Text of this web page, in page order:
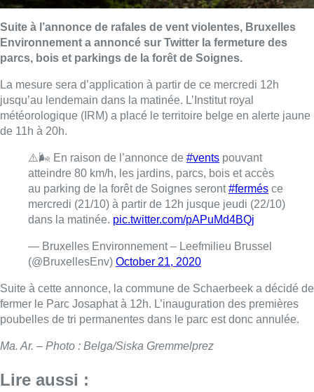
Suite à l’annonce de rafales de vent violentes, Bruxelles
Environnement a annoncé sur Twitter la fermeture des
parcs, bois et parkings de la forêt de Soignes.
La mesure sera d’application à partir de ce mercredi 12h
jusqu’au lendemain dans la matinée. L’Institut royal
météorologique (IRM) a placé le territoire belge en alerte jaune
de 11h à 20h.
⚠️🌬 En raison de l’annonce de #vents pouvant
atteindre 80 km/h, les jardins, parcs, bois et accès
au parking de la forêt de Soignes seront#fermés ce
mercredi (21/10) à partir de 12h jusque jeudi (22/10)
dans la matinée. pic.twitter.com/pAPuMd4BQj
— Bruxelles Environnement – Leefmilieu Brussel
(@BruxellesEnv) October 21, 2020
Suite à cette annonce, la commune de Schaerbeek a décidé de
fermer le Parc Josaphat à 12h. L’inauguration des premières
poubelles de tri permanentes dans le parc est donc annulée.
Ma. Ar. – Photo : Belga/Siska Gremmelprez
Lire aussi :